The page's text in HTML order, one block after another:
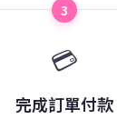
3
💳
完成訂單付款